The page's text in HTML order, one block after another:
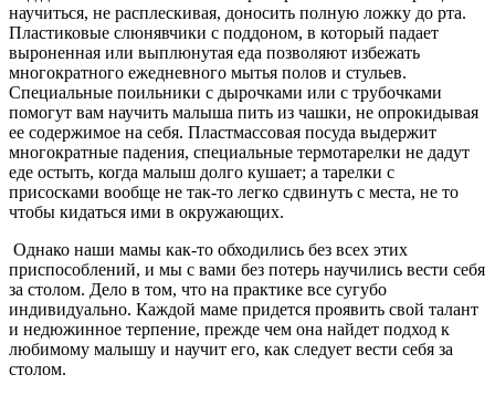
научиться, не расплескивая, доносить полную ложку до рта.
Пластиковые слюнявчики с поддоном, в который падает
выроненная или выплюнутая еда позволяют избежать
многократного ежедневного мытья полов и стульев.
Специальные поильники с дырочками или с трубочками
помогут вам научить малыша пить из чашки, не опрокидывая
ее содержимое на себя. Пластмассовая посуда выдержит
многократные падения, специальные термотарелки не дадут
еде остыть, когда малыш долго кушает; а тарелки с
присосками вообще не так-то легко сдвинуть с места, не то
чтобы кидаться ими в окружающих.
Однако наши мамы как-то обходились без всех этих
приспособлений, и мы с вами без потерь научились вести себя
за столом. Дело в том, что на практике все сугубо
индивидуально. Каждой маме придется проявить свой талант
и недюжинное терпение, прежде чем она найдет подход к
любимому малышу и научит его, как следует вести себя за
столом.